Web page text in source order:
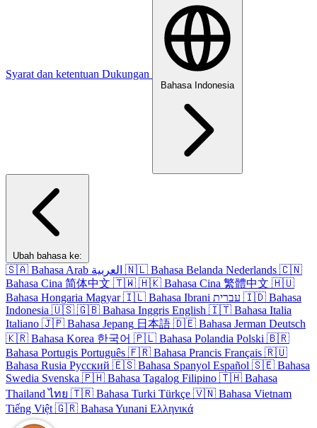
Syarat dan ketentuan Dukungan
Bahasa Indonesia
Ubah bahasa ke:
🇸🇦 Bahasa Arab العربية 🇳🇱 Bahasa Belanda Nederlands 🇨🇳
Bahasa Cina 简体中文 🇹🇼 🇭🇰 Bahasa Cina 繁體中文 🇭🇺
Bahasa Hongaria Magyar 🇮🇱 Bahasa Ibrani עברית 🇮🇩 Bahasa
Indonesia 🇺🇸 🇬🇧 Bahasa Inggris English 🇮🇹 Bahasa Italia
Italiano 🇯🇵 Bahasa Jepang 日本語 🇩🇪 Bahasa Jerman Deutsch
🇰🇷 Bahasa Korea 한국어 🇵🇱 Bahasa Polandia Polski 🇧🇷
Bahasa Portugis Português 🇫🇷 Bahasa Prancis Français 🇷🇺
Bahasa Rusia Русский 🇪🇸 Bahasa Spanyol Español 🇸🇪 Bahasa
Swedia Svenska 🇵🇭 Bahasa Tagalog Filipino 🇹🇭 Bahasa
Thailand ไทย 🇹🇷 Bahasa Turki Türkçe 🇻🇳 Bahasa Vietnam
Tiếng Việt 🇬🇷 Bahasa Yunani Ελληνικά